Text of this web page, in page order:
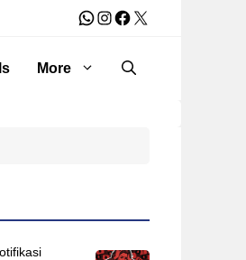
WhatsApp
Instagram
Facebook
X
More